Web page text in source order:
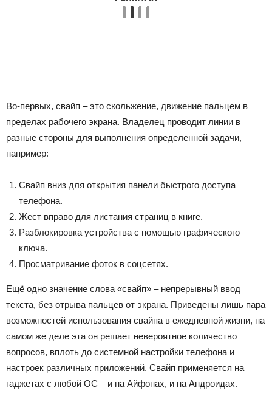
Во-первых, свайп – это скольжение, движение пальцем в
пределах рабочего экрана. Владелец проводит линии в
разные стороны для выполнения определенной задачи,
например:
Свайп вниз для открытия панели быстрого доступа
телефона.
Жест вправо для листания страниц в книге.
Разблокировка устройства с помощью графического
ключа.
Просматривание фоток в соцсетях.
Ещё одно значение слова «свайп» – непрерывный ввод
текста, без отрыва пальцев от экрана. Приведены лишь пара
возможностей использования свайпа в ежедневной жизни, на
самом же деле эта он решает невероятное количество
вопросов, вплоть до системной настройки телефона и
настроек различных приложений. Свайп применяется на
гаджетах с любой ОС – и на Айфонах, и на Андроидах.